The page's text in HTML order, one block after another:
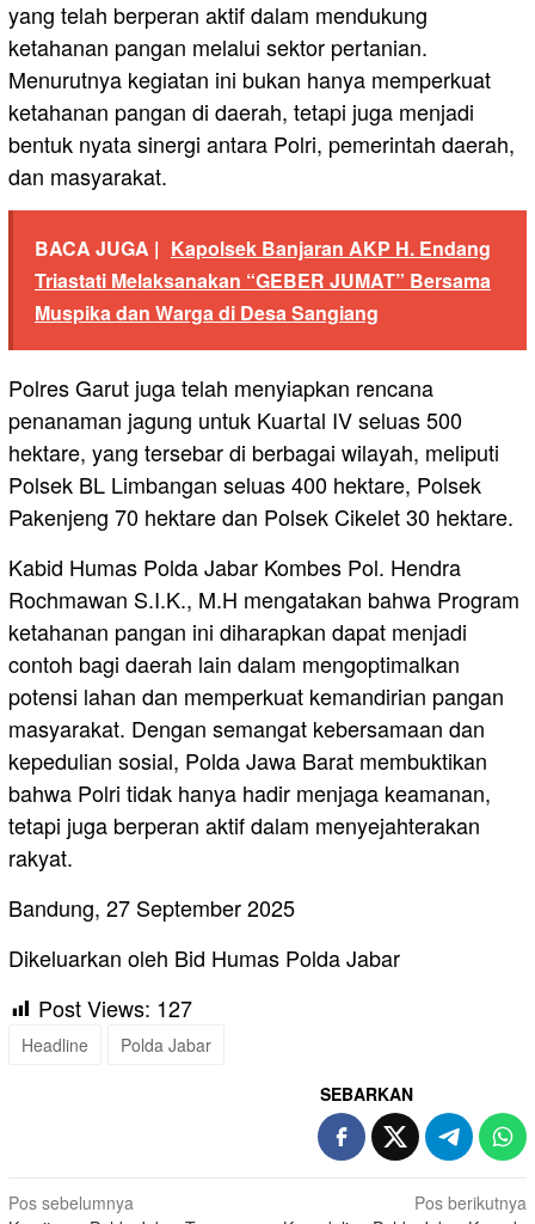
yang telah berperan aktif dalam mendukung
ketahanan pangan melalui sektor pertanian.
Menurutnya kegiatan ini bukan hanya memperkuat
ketahanan pangan di daerah, tetapi juga menjadi
bentuk nyata sinergi antara Polri, pemerintah daerah,
dan masyarakat.
BACA JUGA | Kapolsek Banjaran AKP H. Endang
Triastati Melaksanakan “GEBER JUMAT” Bersama
Muspika dan Warga di Desa Sangiang
Polres Garut juga telah menyiapkan rencana
penanaman jagung untuk Kuartal IV seluas 500
hektare, yang tersebar di berbagai wilayah, meliputi
Polsek BL Limbangan seluas 400 hektare, Polsek
Pakenjeng 70 hektare dan Polsek Cikelet 30 hektare.
Kabid Humas Polda Jabar Kombes Pol. Hendra
Rochmawan S.I.K., M.H mengatakan bahwa Program
ketahanan pangan ini diharapkan dapat menjadi
contoh bagi daerah lain dalam mengoptimalkan
potensi lahan dan memperkuat kemandirian pangan
masyarakat. Dengan semangat kebersamaan dan
kepedulian sosial, Polda Jawa Barat membuktikan
bahwa Polri tidak hanya hadir menjaga keamanan,
tetapi juga berperan aktif dalam menyejahterakan
rakyat.
Bandung, 27 September 2025
Dikeluarkan oleh Bid Humas Polda Jabar
Post Views: 127
Headline Polda Jabar
SEBARKAN
Navigasi
Pos sebelumnya
Pos berikutnya